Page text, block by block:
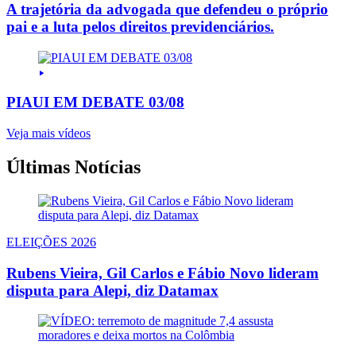
A trajetória da advogada que defendeu o próprio
pai e a luta pelos direitos previdenciários.
PIAUI EM DEBATE 03/08
Veja mais vídeos
Últimas Notícias
ELEIÇÕES 2026
Rubens Vieira, Gil Carlos e Fábio Novo lideram
disputa para Alepi, diz Datamax